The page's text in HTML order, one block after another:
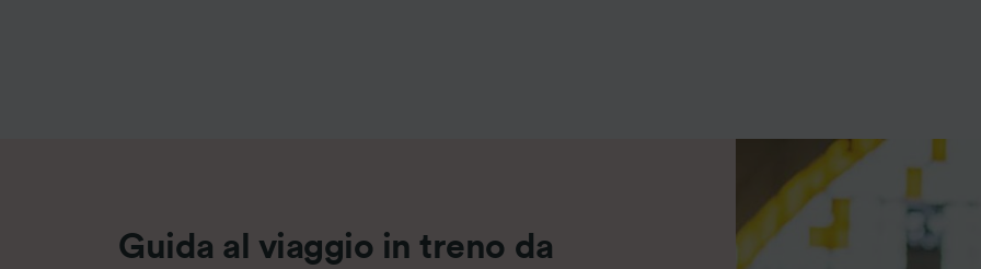
Guida al viaggio in treno da